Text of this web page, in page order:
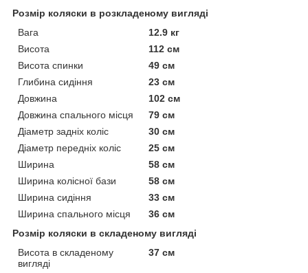
Розмір коляски в розкладеному вигляді
Вага
12.9 кг
Висота
112 см
Висота спинки
49 см
Глибина сидіння
23 см
Довжина
102 см
Довжина спального місця
79 см
Діаметр задніх коліс
30 см
Діаметр передніх коліс
25 см
Ширина
58 см
Ширина колісної бази
58 см
Ширина сидіння
33 см
Ширина спального місця
36 см
Розмір коляски в складеному вигляді
Висота в складеному
вигляді
37 см